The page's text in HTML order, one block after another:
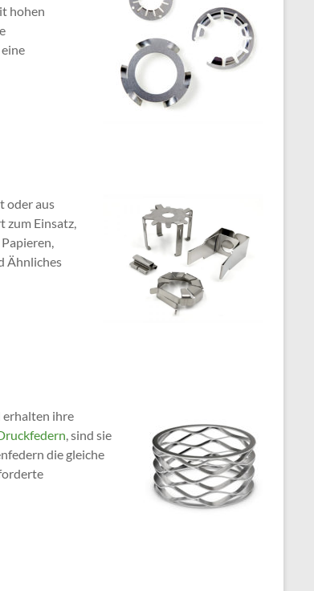
hohen
oder aus
zum Einsatz,
Ähnliches
erhalten ihre
, sind sie
die gleiche